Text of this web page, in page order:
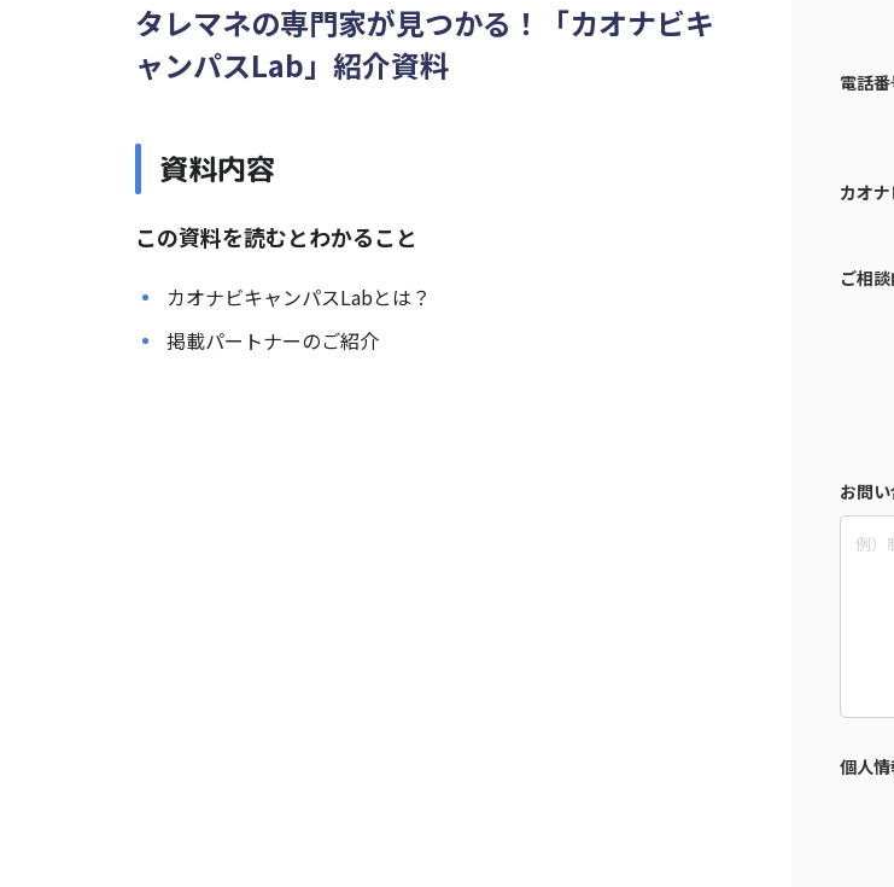
タレマネの専門家が見つかる！「カオナビキ
ャンパスLab」紹介資料
資料内容
この資料を読むとわかること
カオナビキャンパスLabとは？
掲載パートナーのご紹介
電話番
カオ
ご相
お問
個人